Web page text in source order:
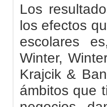
Los
los efectos
escolares
Winter,
Krajcik &
ámbitos que